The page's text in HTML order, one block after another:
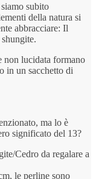
subito
della natura si
abbracciare: Il
non lucidata formano
in un sacchetto di
ma lo è
significato del 13?
Cedro da regalare a
le perline sono